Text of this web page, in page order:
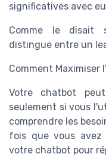
significatives avec
Comme le disait
distingue entre un
Comment Maximiser
Votre chatbot
seulement si vous
comprendre les
fois que vous avez
votre chatbot pour